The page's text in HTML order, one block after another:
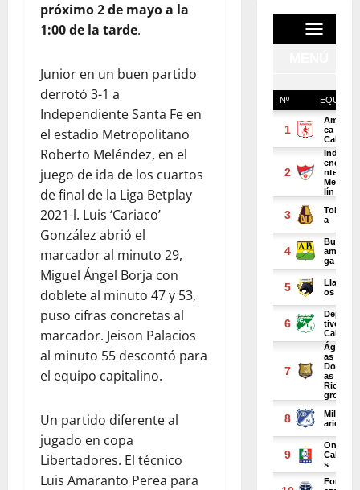
próximo 2 de mayo a la
1:00 de la tarde.
Junior en un buen partido
derrotó 3-1 a
Independiente Santa Fe en
el estadio Metropolitano
Roberto Meléndez, en el
juego de ida de los cuartos
de final de la Liga Betplay
2021-l. Luis ‘Cariaco’
González abrió el
marcador al minuto 29,
Miguel Ángel Borja con
doblete al minuto 47 y 53,
puso cifras concretas al
marcador. Jeison Palacios
al minuto 55 descontó para
el equipo capitalino.
Un partido diferente al
jugado en copa
Libertadores. El técnico
Luis Amaranto Perea para